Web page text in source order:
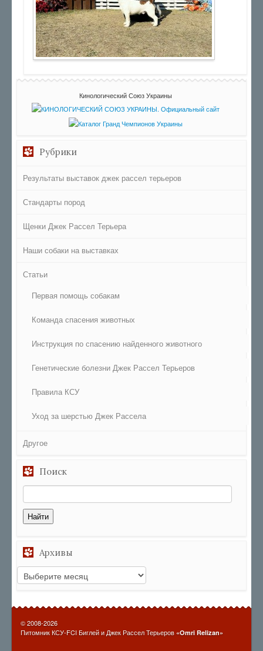
Кинологический Союз Украины
Рубрики
Результаты выставок джек рассел терьеров
Стандарты пород
Щенки Джек Рассел Терьера
Наши собаки на выставках
Статьи
Первая помощь собакам
Команда спасения животных
Инструкция по спасению найденного животного
Генетические болезни Джек Рассел Терьеров
Правила КСУ
Уход за шерстью Джек Рассела
Другое
Поиск
Архивы
© 2008-2026
Питомник КСУ-FCI Биглей и Джек Рассел Терьеров «Omri Relizan»